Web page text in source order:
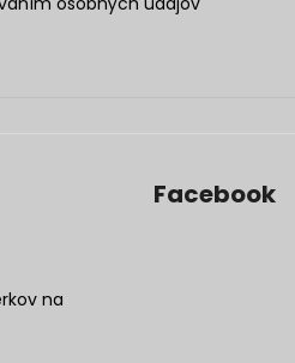
na
Facebook